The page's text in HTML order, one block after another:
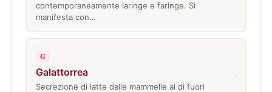
contemporaneamente laringe e faringe. Si
manifesta con…
G
Galattorrea
Secrezione di latte dalle mammelle al di fuori